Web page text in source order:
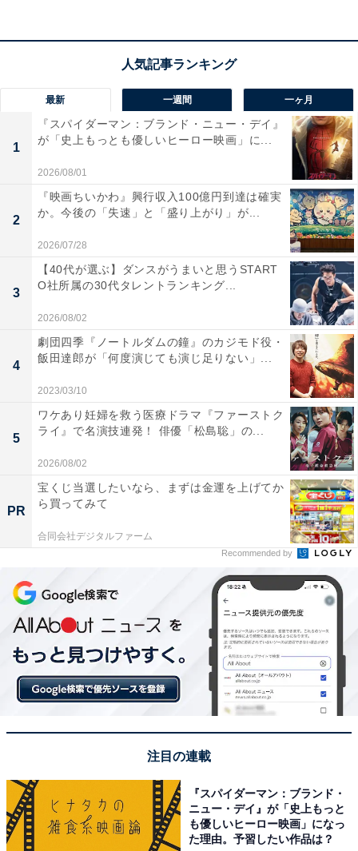
※ここからは『記憶買収人』に関するネタバレがありま
す。未視聴の方は注意してください
堂本光一・timeleszら出演「ショートドラ
マ」や「ポッドキャスト」…STARTO社の
「新サービス」まとめ
Endless SHOCK 2024 the Last Year (通常盤) (Blu-ray) -
堂本光一
次ページ
配信された3つのエピソードはど
最新 一週間 一ヶ月
1
『スパイダーマン：ブランド・ニュー・デイ』
が「史上もっとも優しいヒーロー映画」に...
2026/08/01
2
『映画ちいかわ』興行収入100億円到達は確実
か。今後の「失速」と「盛り上がり」が...
2026/07/28
3
【40代が選ぶ】ダンスがうまいと思うSTART
O社所属の30代タレントランキング...
2026/08/02
4
劇団四季『ノートルダムの鐘』のカジモド役・
飯田達郎が「何度演じても演じ足りない」...
2023/03/10
5
ワケあり妊婦を救う医療ドラマ『ファーストク
ライ』で名演技連発！ 俳優「松島聡」の...
2026/08/02
PR
宝くじ当選したいなら、まずは金運を上げてか
ら買ってみて
合同会社デジタルファーム
Recommended by
注目の連載
『スパイダーマン：ブランド・
ニュー・デイ』が「史上もっと
も優しいヒーロー映画」になっ
た理由。予習したい作品は？